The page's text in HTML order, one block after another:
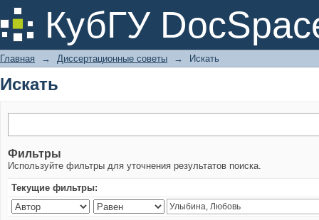
КубГУ
Искать
Главная → Диссертационные советы → Искать
Искать
Фильтры
Используйте фильтры для уточнения результатов поиска.
Текущие фильтры: